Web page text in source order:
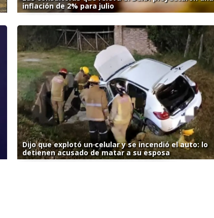
inflación de 2% para julio
Dijo que explotó un celular y se incendió el auto: lo
detienen acusado de matar a su esposa